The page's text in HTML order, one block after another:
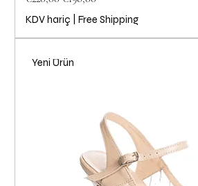
KDV hariç Free Shipping
Yeni Ürün